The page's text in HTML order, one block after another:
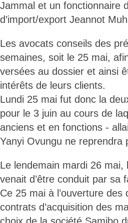
Jammal et un fonctionnaire
d’import/export Jeannot
Les avocats conseils des
semaines, soit le 25 mai,
versées au dossier et ainsi
intérêts de leurs clients.
Lundi 25 mai fut donc la
pour le 3 juin au cours de
anciens et en fonctions -
Yanyi Ovungu ne reprendra
Le lendemain mardi 26 mai,
venait d’être conduit par sa
Ce 25 mai à l’ouverture
contrats d’acquisition des